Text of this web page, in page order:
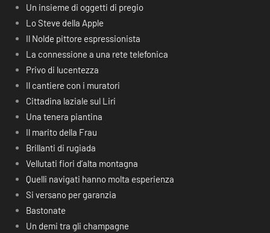
Un insieme di oggetti di pregio
Lo Steve della Apple
Il Nolde pittore espressionista
La connessione a una rete telefonica
Privo di lucentezza
Il cantiere con i muratori
Cittadina laziale sul Liri
Una tenera piantina
Il marito della Frau
Brillanti di rugiada
Vellutati fiori d’alta montagna
Quelli navigati hanno molta esperienza
Si versano per garanzia
Bastonate
Un demi tra gli champagne